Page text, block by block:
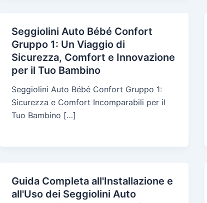
Seggiolini Auto Bébé Confort
Gruppo 1: Un Viaggio di
Sicurezza, Comfort e Innovazione
per il Tuo Bambino
Seggiolini Auto Bébé Confort Gruppo 1:
Sicurezza e Comfort Incomparabili per il
Tuo Bambino […]
Guida Completa all'Installazione e
all'Uso dei Seggiolini Auto